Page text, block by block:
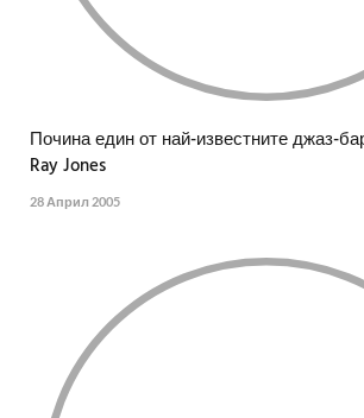
Почина един от най-известните джаз-
Ray Jones
28 Април 2005